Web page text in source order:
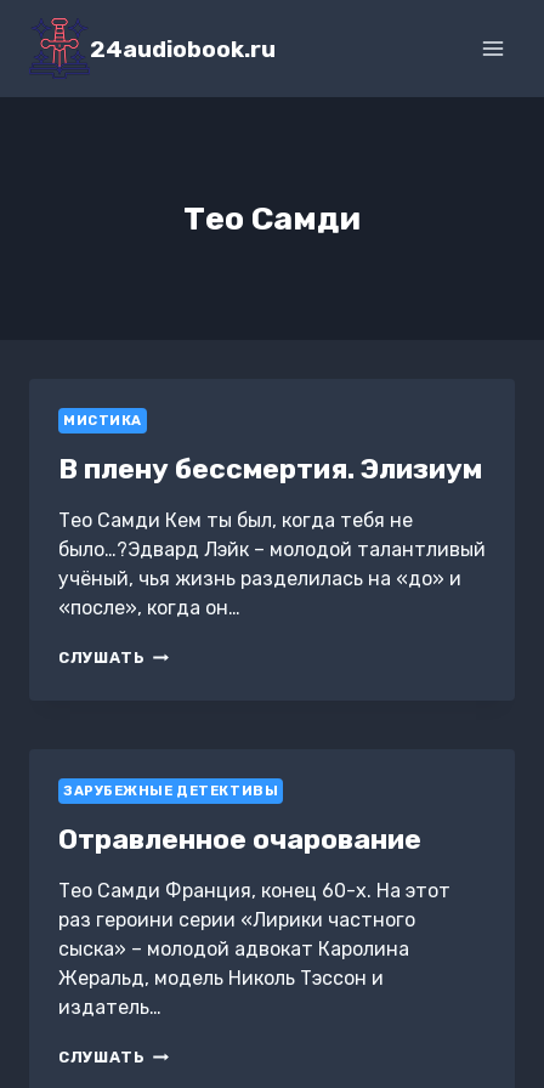
Перейти
содержимому
24audiobook.ru
Тео Самди
МИСТИКА
В плену бессмертия. Элизиум
Тео Самди Кем ты был, когда тебя не
было…?Эдвард Лэйк – молодой талантливый
учёный, чья жизнь разделилась на «до» и
«после», когда он…
СЛУШАТЬ В
ЗАРУБЕЖНЫЕ ДЕТЕКТИВЫ
Отравленное очарование
Тео Самди Франция, конец 60-х. На этот
раз героини серии «Лирики частного
сыска» – молодой адвокат Каролина
Жеральд, модель Николь Тэссон и
издатель…
СЛУШАТЬ ОТРАВЛЕННОЕ